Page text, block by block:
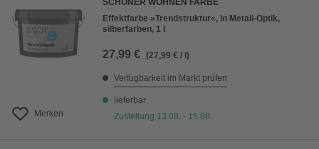
Merken
SCHÖNER WOHNEN FARBE
Effektfarbe »Trendstruktur«, in Metall-Optik,
silberfarben, 1 l
27,99 € (27,99 € / l)
Verfügbarkeit im Markt prüfen
lieferbar
Zustellung 13.08. - 15.08.